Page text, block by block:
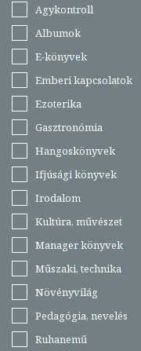
Agykontroll
Albumok
E-könyvek
Emberi kapcsolatok
Ezoterika
Gasztronómia
Hangoskönyvek
Ifjúsági könyvek
Irodalom
Kultúra, művészet
Manager könyvek
Műszaki, technika
Növényvilág
Pedagógia, nevelés
Ruhanemű